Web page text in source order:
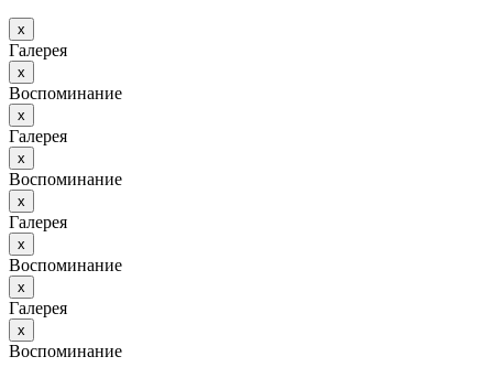
х
Галерея
х
Воспоминание
х
Галерея
х
Воспоминание
х
Галерея
х
Воспоминание
х
Галерея
х
Воспоминание